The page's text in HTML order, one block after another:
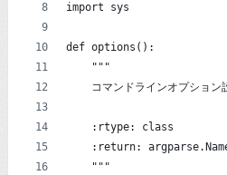
import sys
def options():
    """
コマンドラインオプション
    :rtype: class
:return:
    """